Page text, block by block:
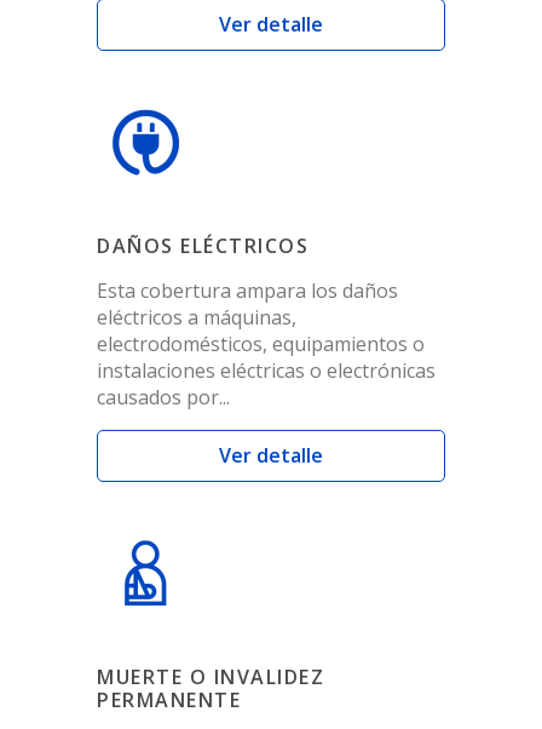
Ver detalle
DAÑOS ELÉCTRICOS
Esta cobertura ampara los daños
eléctricos a máquinas,
electrodomésticos, equipamientos o
instalaciones eléctricas o electrónicas
causados por...
Ver detalle
MUERTE O INVALIDEZ
PERMANENTE